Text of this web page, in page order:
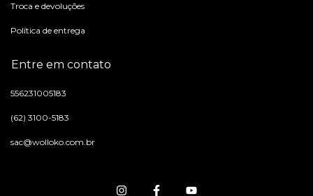
Troca e devoluções
Política de entrega
Entre em contato
556231005183
(62) 3100-5183
sac@wolloko.com.br